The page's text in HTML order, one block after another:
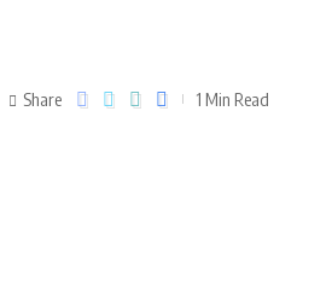
Share 1 Min Read